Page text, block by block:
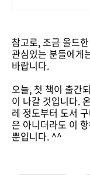
참고로, 조금 올드
관심있는 분들에게
바랍니다.
오늘, 첫 책이 출간
이 나갈 것입니다.
레 정도부터 도서
은 아니더라도 이
뿐입니다. ^^